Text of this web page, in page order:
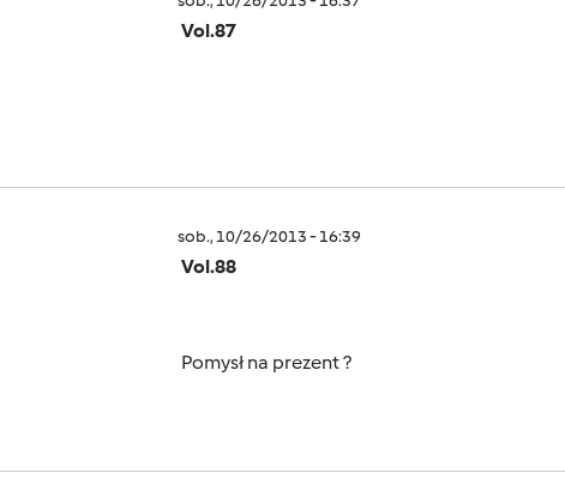
Vol.87
sob., 10/26/2013 - 16:39
Vol.88
Pomysł na prezent ?